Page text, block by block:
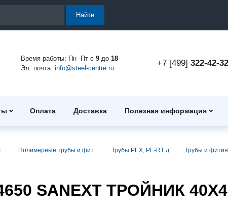
Найти
Время работы: Пн -Пт с 9до 18
Эл. почта: info@steel-centre.ru
+7 [499] 322-42-32
Оплата Доставка Полезная информация
Полимерные трубы и фитинги Полимерные трубы и фитинги для водоснабжения Трубы PEX, PE-RT для водоснабжения
SANEXT ТРОЙНИК